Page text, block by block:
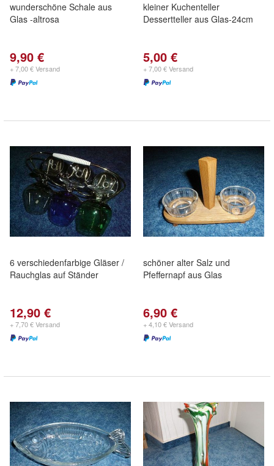
wunderschöne Schale aus
Glas -altrosa
9,90 €
+ 7,00 € Versand
kleiner Kuchenteller
Dessertteller aus Glas-24cm
5,00 €
+ 7,00 € Versand
6 verschiedenfarbige Gläser /
Rauchglas auf Ständer
12,90 €
+ 7,70 € Versand
schöner alter Salz und
Pfeffernapf aus Glas
6,90 €
+ 4,10 € Versand